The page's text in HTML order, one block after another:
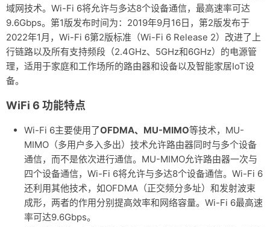
AI
归档
留言
域网技术。Wi-Fi 6将允许与多达8个设备通信，最高速率可达
9.6Gbps。第1版发布时间为：2019年9月16日，第2版发布于
2022年1月，Wi-Fi 6第2版标准（Wi-Fi 6 Release 2）改进了上
行链路以及所有支持频段（2.4GHz、5GHz和6GHz）的电源管
理，适用于家庭和工作场所的路由器和设备以及智能家居IoT设
备。
WiFi 6 功能特点
Wi-Fi 6主要使用了OFDMA、MU-MIMO等技术，MU-
MIMO（多用户多入多出）技术允许路由器同时与多个设备
通信，而不是依次进行通信。MU-MIMO允许路由器一次与
四个设备通信，Wi-Fi 6将允许与多达8个设备通信。Wi-Fi 6
还利用其他技术，如OFDMA（正交频分多址）和发射波束
成形，两者的作用分别提高效率和网络容量。Wi-Fi 6最高速
率可达9.6Gbps。